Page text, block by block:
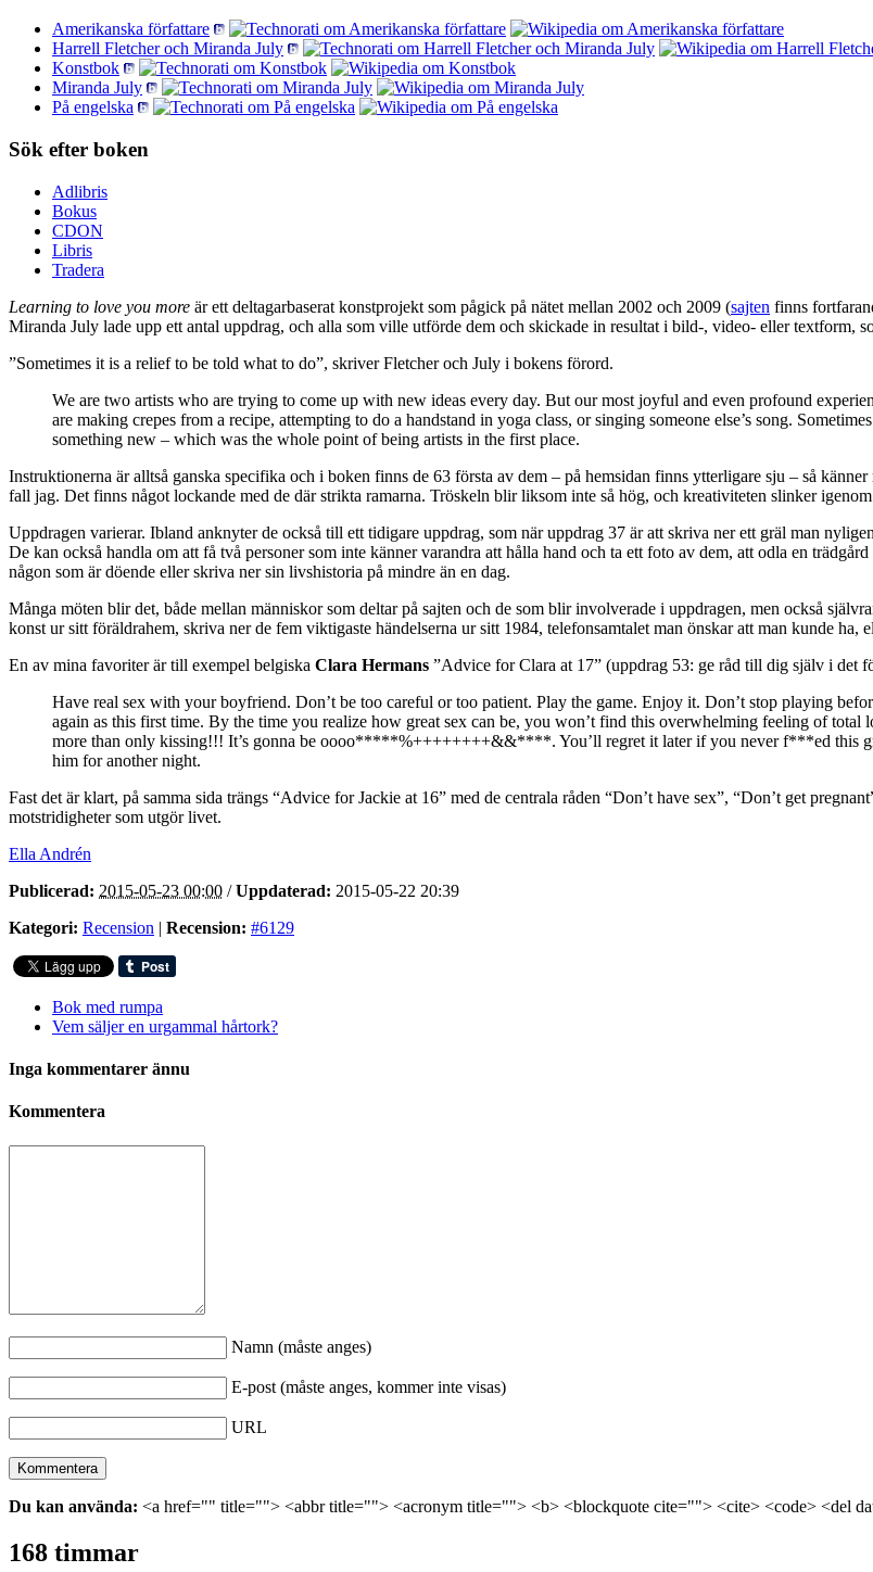
Amerikanska författare
Harrell Fletcher och Miranda July
Konstbok
Miranda July
På engelska
Sök efter boken
Adlibris
Bokus
CDON
Libris
Tradera
Learning to love you more är ett deltagarbaserat konstprojekt som pågick på nätet mellan 2002 och 2009 (sajten finns
Miranda July lade upp ett antal uppdrag, och alla som ville utförde dem och skickade in resultat i bild-, video- eller textform,
”Sometimes it is a relief to be told what to do”, skriver Fletcher och July i bokens förord.
We are two artists who are trying to come up with new ideas every day. But our most joyful and even profound
are making crepes from a recipe, attempting to do a handstand in yoga class, or singing someone else’s song.
something new – which was the whole point of being artists in the first place.
Instruktionerna är alltså ganska specifika och i boken finns de 63 första av dem – på hemsidan finns ytterligare sju – så
fall jag. Det finns något lockande med de där strikta ramarna. Tröskeln blir liksom inte så hög, och kreativiteten slinker
Uppdragen varierar. Ibland anknyter de också till ett tidigare uppdrag, som när uppdrag 37 är att skriva ner ett gräl man
De kan också handla om att få två personer som inte känner varandra att hålla hand och ta ett foto av dem, att odla en
någon som är döende eller skriva ner sin livshistoria på mindre än en dag.
Många möten blir det, både mellan människor som deltar på sajten och de som blir involverade i uppdragen, men också
konst ur sitt föräldrahem, skriva ner de fem viktigaste händelserna ur sitt 1984, telefonsamtalet man önskar att man kunde ha,
En av mina favoriter är till exempel belgiska Clara Hermans ”Advice for Clara at 17” (uppdrag 53: ge råd till dig själv i det
Have real sex with your boyfriend. Don’t be too careful or too patient. Play the game. Enjoy it. Don’t stop playing
again as this first time. By the time you realize how great sex can be, you won’t find this overwhelming feeling of
more than only kissing!!! It’s gonna be oooo*****%++++++++&&****. You’ll regret it later if you never f***ed this
him for another night.
Fast det är klart, på samma sida trängs “Advice for Jackie at 16” med de centrala råden “Don’t have sex”, “Don’t get
motstridigheter som utgör livet.
Ella Andrén
Publicerad: 2015-05-23 00:00 /Uppdaterad: 2015-05-22 20:39
Kategori: Recension | Recension: #6129
Bok med rumpa
Vem säljer en urgammal hårtork?
Inga kommentarer ännu
Kommentera
Namn (måste anges)
E-post (måste anges, kommer inte visas)
URL
Du kan använda: <a href="" title=""> <abbr title=""> <acronym title=""> <b> <blockquote cite=""> <cite> <code> <del
168 timmar